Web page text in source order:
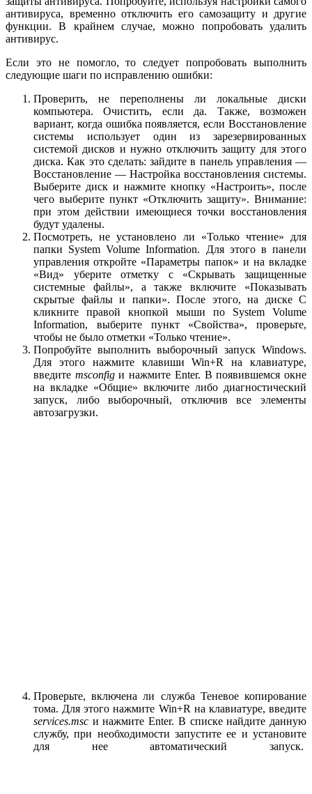
антивируса, временно отключить его самозащиту и другие
функции. В крайнем случае, можно попробовать удалить
антивирус.
Если это не помогло, то следует попробовать выполнить
следующие шаги по исправлению ошибки:
Проверить, не переполнены ли локальные диски
компьютера. Очистить, если да. Также, возможен
вариант, когда ошибка появляется, если Восстановление
системы использует один из зарезервированных
системой дисков и нужно отключить защиту для этого
диска. Как это сделать: зайдите в панель управления —
Восстановление — Настройка восстановления системы.
Выберите диск и нажмите кнопку «Настроить», после
чего выберите пункт «Отключить защиту». Внимание:
при этом действии имеющиеся точки восстановления
будут удалены.
Посмотреть, не установлено ли «Только чтение» для
папки System Volume Information. Для этого в панели
управления откройте «Параметры папок» и на вкладке
«Вид» уберите отметку с «Скрывать защищенные
системные файлы», а также включите «Показывать
скрытые файлы и папки». После этого, на диске C
кликните правой кнопкой мыши по System Volume
Information, выберите пункт «Свойства», проверьте,
чтобы не было отметки «Только чтение».
Попробуйте выполнить выборочный запуск Windows.
Для этого нажмите клавиши Win+R на клавиатуре,
введите msconfigи нажмите Enter. В появившемся окне
на вкладке «Общие» включите либо диагностический
запуск, либо выборочный, отключив все элементы
автозагрузки.
Проверьте, включена ли служба Теневое копирование
тома. Для этого нажмите Win+R на клавиатуре, введите
services.msc и нажмите Enter. В списке найдите данную
службу, при необходимости запустите ее и установите
для нее автоматический запуск.